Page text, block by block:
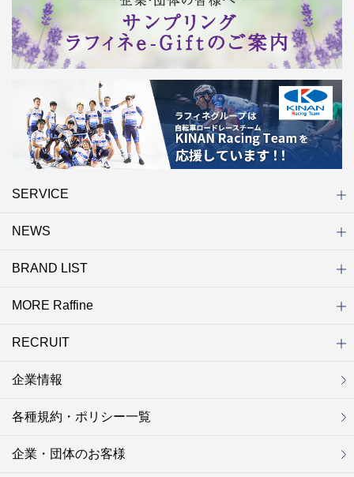
SERVICE
初めての方へ
店舗検索
キャンペーン
ラフィネ マルシェ（通販サイト）
WEB予約
よくある質問（Q&A）
サイトマップ
NEWS
ニュース一覧
お知らせ
オープン
クローズ
リニューアル
その他
BRAND LIST
ブランド一覧
ラフィネ
グランラフィネ
バダンバルー
ラフィネプリュス
プチラフィネ
整体ナチュラルボディ
トータルセラピー
フットデザイン
REFLE（リフレ）
Raffine TOKYO
ラフィネ ランニングスタイル
MORE Raffine
MORE Raffine
ラフィネのこだわり
ラフィネのひみつ
お得で便利なサービス
ラフィネギフト
ラフィネグループアスリート
RECRUIT
セラピスト採用
新卒採用
研修サイト
NOWON!!
企業情報
各種規約・ポリシー一覧
企業・団体のお客様